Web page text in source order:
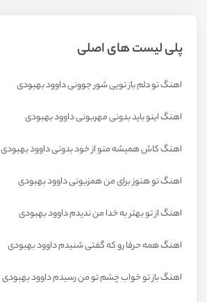
پلی لیست های اصلی
اهنگ تو دلم باز تویی شور جوونی داوود بهبودی
اهنگ اینو باید بدونی مهربونی داوود بهبودی
اهنگ کاش همیشه منو از خود بدونی داوود بهبودی
اهنگ تو هنوز برای من همزبونی داوود بهبودی
اهنگ از تو بهتر به خدا من ندیدم داوود بهبودی
اهنگ همه حرفا رو که گفتی شنیدم داوود بهبودی
اهنگ باز تو خواب چشم تو من رسیدم داوود بهبودی